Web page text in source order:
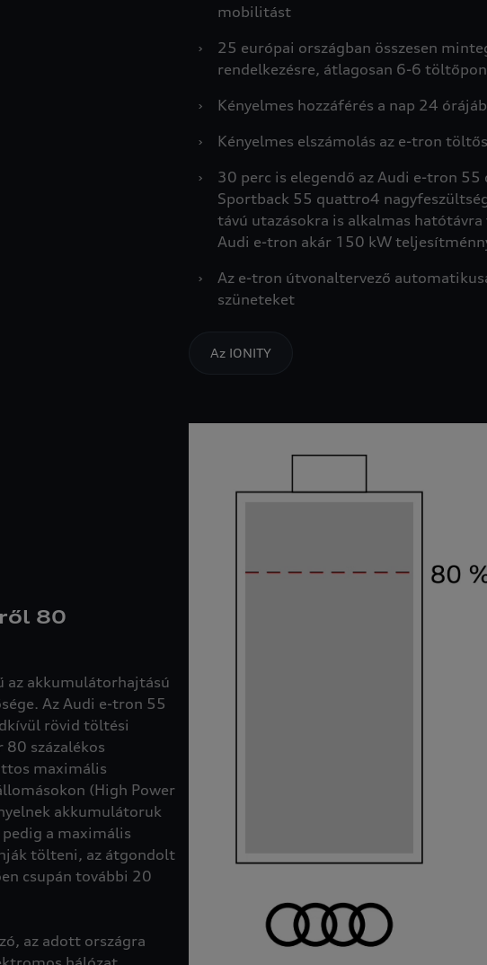
mobilitást
›
25 európai országban összesen
rendelkezésre, átlagosan 6-6
›
Kényelmes hozzáférés a nap 24
›
Kényelmes elszámolás az e-tron
›
30 perc is elegendő az Audi e-tron
Sportback 55 quattro4
távú utazásokra is alkalmas
Audi e-tron akár 150 kW
›
Az e-tron útvonaltervező
szüneteket
Az IONITY
80
az akkumulátorhajtású
Az Audi e-tron 55
rövid töltési
százalékos
maximális
(High Power
akkumulátoruk
a maximális
tölteni, az átgondolt
csupán további 20
az adott országra